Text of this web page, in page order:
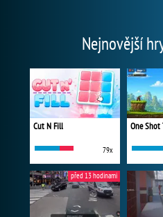
Nejnovější
Cut N Fill
79x
před 13 hodinami